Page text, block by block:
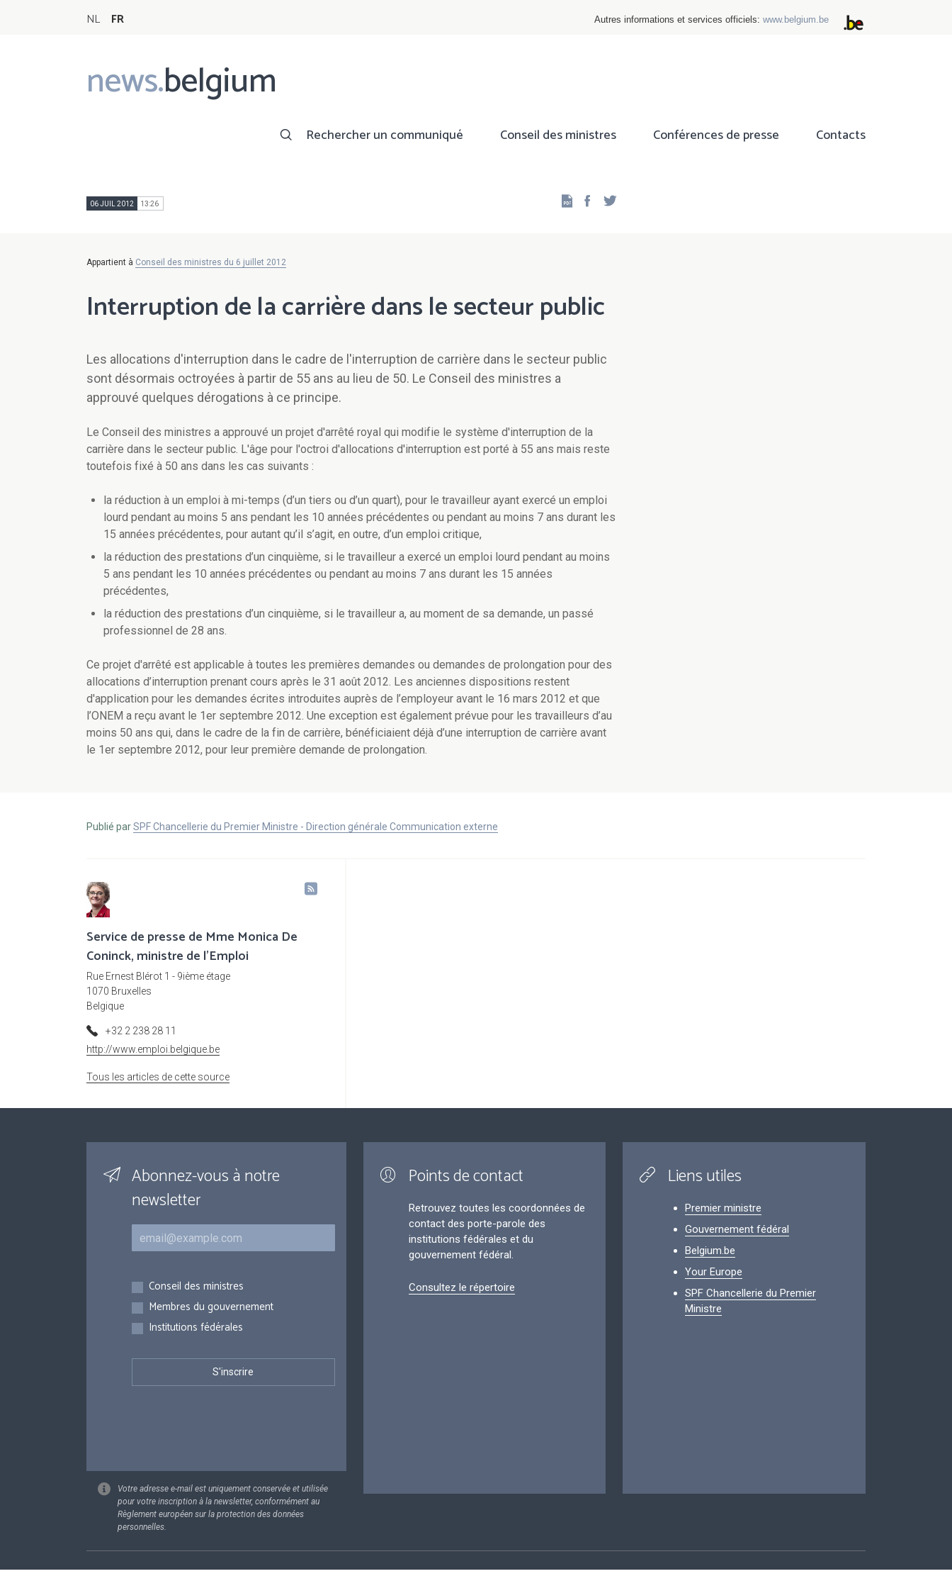
NL FR Autres informations et services officiels: www.belgium.be
news.belgium
Main
navigation
Rechercher un communiqué Conseil des ministres Conférences de presse Contacts
06 JUIL 2012 13:26 Facebook
Appartient à Conseil des ministres du 6 juillet 2012
Interruption de la carrière dans le secteur public
Les allocations d'interruption dans le cadre de l'interruption de carrière dans le secteur public
sont désormais octroyées à partir de 55 ans au lieu de 50. Le Conseil des ministres a
approuvé quelques dérogations à ce principe.
Le Conseil des ministres a approuvé un projet d'arrêté royal qui modifie le système d'interruption de la
carrière dans le secteur public. L'âge pour l'octroi d'allocations d'interruption est porté à 55 ans mais reste
toutefois fixé à 50 ans dans les cas suivants :
la réduction à un emploi à mi-temps (d’un tiers ou d’un quart), pour le travailleur ayant exercé un emploi
lourd pendant au moins 5 ans pendant les 10 années précédentes ou pendant au moins 7 ans durant les
15 années précédentes, pour autant qu’il s’agit, en outre, d’un emploi critique,
la réduction des prestations d’un cinquième, si le travailleur a exercé un emploi lourd pendant au moins
5 ans pendant les 10 années précédentes ou pendant au moins 7 ans durant les 15 années
précédentes,
la réduction des prestations d’un cinquième, si le travailleur a, au moment de sa demande, un passé
professionnel de 28 ans.
Ce projet d'arrêté est applicable à toutes les premières demandes ou demandes de prolongation pour des
allocations d’interruption prenant cours après le 31 août 2012. Les anciennes dispositions restent
d'application pour les demandes écrites introduites auprès de l’employeur avant le 16 mars 2012 et que
l’ONEM a reçu avant le 1er septembre 2012. Une exception est également prévue pour les travailleurs d’au
moins 50 ans qui, dans le cadre de la fin de carrière, bénéficiaient déjà d’une interruption de carrière avant
le 1er septembre 2012, pour leur première demande de prolongation.
Publié parSPF Chancellerie du Premier Ministre - Direction générale Communication externe
Service de presse de Mme Monica De
Coninck, ministre de l'Emploi
Rue Ernest Blérot 1 - 9ième étage
1070 Bruxelles
Belgique
+32 2 238 28 11
http://www.emploi.belgique.be
Tous les articles de cette source
Abonnez-vous à notre
newsletter
Courriel
Inscriptions
Conseil des ministres
Membres du gouvernement
Institutions fédérales
Votre adresse e-mail est uniquement conservée et utilisée
pour votre inscription à la newsletter, conformément au
Règlement européen sur la protection des données
personnelles.
Points de contact
Retrouvez toutes les coordonnées de
contact des porte-parole des
institutions fédérales et du
gouvernement fédéral.
Consultez le répertoire
Liens utiles
Premier ministre
Gouvernement fédéral
Belgium.be
Your Europe
SPF Chancellerie du Premier
Ministre